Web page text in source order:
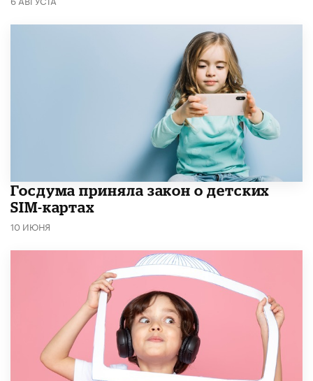
Госдума приняла закон о детских
SIM-картах
10 ИЮНЯ